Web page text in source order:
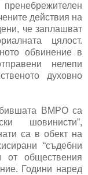
действия на
че заплашват
цялост.
обвинение в
нелепи
духовно
бившата ВМРО са
шовинисти”,
са в обект на
“съдебни
от обществения
Години наред